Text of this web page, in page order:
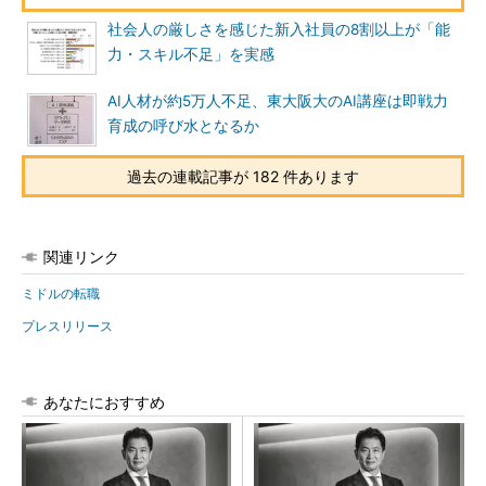
社会人の厳しさを感じた新入社員の8割以上が「能
力・スキル不足」を実感
AI人材が約5万人不足、東大阪大のAI講座は即戦力
育成の呼び水となるか
過去の連載記事が 182 件あります
関連リンク
ミドルの転職
プレスリリース
あなたにおすすめ